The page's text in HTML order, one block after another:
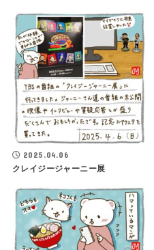
2025.04.06
クレイジージャーニー展